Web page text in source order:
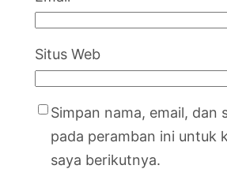
Situs Web
Simpan nama, email, dan
pada peramban ini untuk
saya berikutnya.